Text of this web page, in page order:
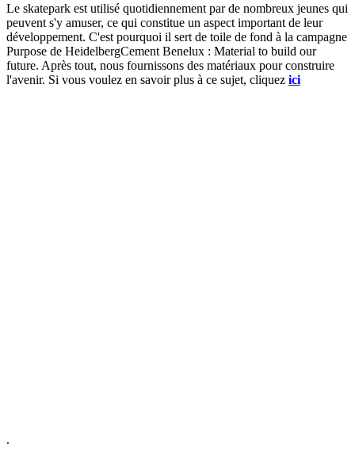
Le skatepark est utilisé quotidiennement par de nombreux jeunes qui
peuvent s'y amuser, ce qui constitue un aspect important de leur
développement. C'est pourquoi il sert de toile de fond à la campagne
Purpose de HeidelbergCement Benelux : Material to build our
future. Après tout, nous fournissons des matériaux pour construire
l'avenir. Si vous voulez en savoir plus à ce sujet, cliquez ici
.